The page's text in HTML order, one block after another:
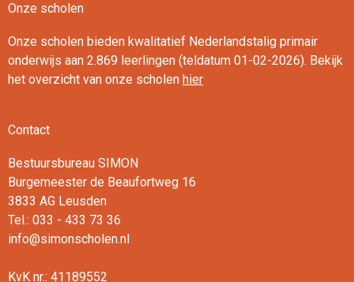
Onze scholen
Onze scholen bieden kwalitatief Nederlandstalig primair
onderwijs aan 2.869 leerlingen (teldatum 01-02-2026). Bekijk
het overzicht van onze scholen hier
Contact
Bestuursbureau SIMON
Burgemeester de Beaufortweg 16
3833 AG Leusden
Tel.: 033 - 433 73 36
info@simonscholen.nl
KvK nr.: 41189552